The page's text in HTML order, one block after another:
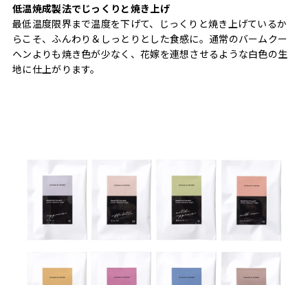
低温焼成製法でじっくりと焼き上げ
最低温度限界まで温度を下げて、じっくりと焼き上げているか
らこそ、ふんわり＆しっとりとした食感に。通常のバームクー
ヘンよりも焼き色が少なく、花嫁を連想させるような白色の生
地に仕上がります。